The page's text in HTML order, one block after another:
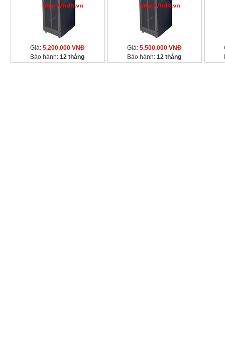
Giá: 5,200,000 VNĐ
Bảo hành:12 tháng
Giá: 5,500,000 VNĐ
Bảo hành:12 tháng